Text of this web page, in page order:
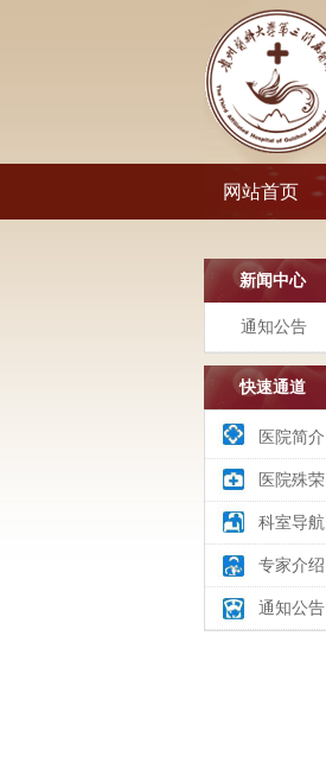
网站首页
新闻中心
通知公告
快速通道
医院简介
医院殊荣
科室导航
专家介绍
通知公告